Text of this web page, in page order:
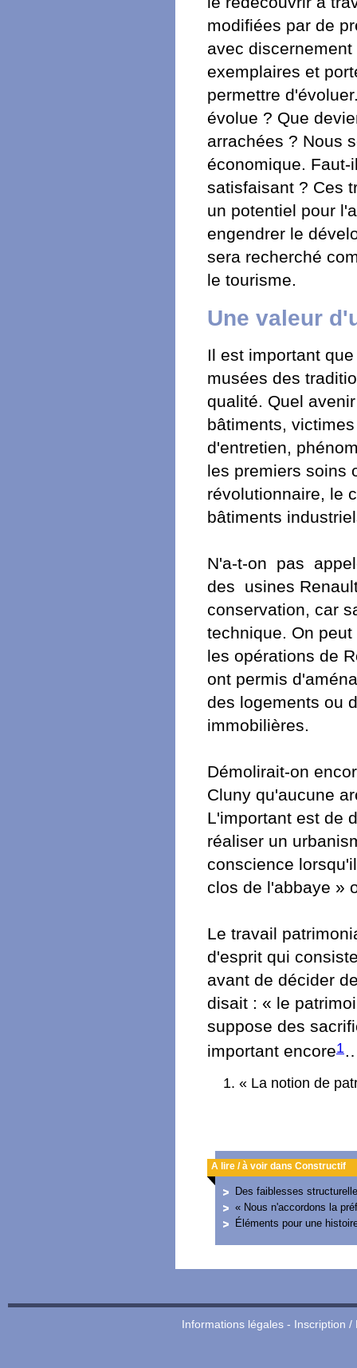
modifiées par de
avec
exemplaires et
permettre
évolue ? Que
arrachées ? Nous
économique.
satisfaisant ? Ces
un potentiel pour
engendrer le
sera recherché
le tourisme.
Une valeur
Il est important
musées des
qualité. Quel
bâtiments,
d'entretien,
les premiers soins
révolutionnaire, le
bâtiments
N'a-t-on pas
des usines
conservation, car
technique. On
les opérations de
ont permis
des logements ou
immobilières.
Démolirait-on
Cluny qu'aucune
L'important est de
réaliser un
conscience
clos de l'abbaye »
Le travail
d'esprit qui
avant de décider
disait : « le
suppose des
important encore1
« La notion de
A lire / à voir dans Constructif
Des faiblesses
« Nous n'accordons la
Éléments pour une
Informations légales- Inscription /